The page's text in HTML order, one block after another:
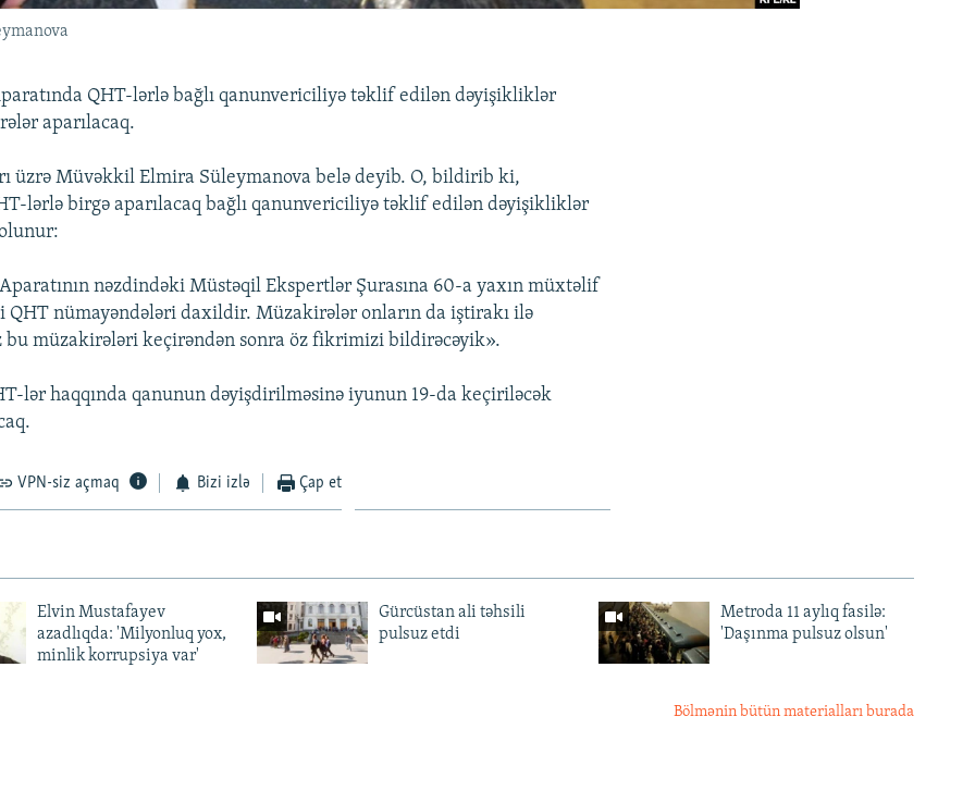
QHT-lərlə bağlı qanunvericiliyə təklif edilən dəyişikliklər
aparılacaq.
üzrə Müvəkkil Elmira Süleymanova belə deyib. O, bildirib ki,
lərlə birgə aparılacaq bağlı qanunvericiliyə təklif edilən dəyişikliklər
nəzdindəki Müstəqil Ekspertlər Şurasına 60-a yaxın müxtəlif
QHT nümayəndələri daxildir. Müzakirələr onların da iştirakı ilə
bu müzakirələri keçirəndən sonra öz fikrimizi bildirəcəyik».
lər haqqında qanunun dəyişdirilməsinə iyunun 19-da keçiriləcək
VPN-siz açmaq Bizi izlə Çap et
Elvin Mustafayev
azadlıqda: 'Milyonluq yox,
minlik korrupsiya var'
Gürcüstan ali təhsili
pulsuz etdi
Metroda 11 aylıq fasilə:
'Daşınma pulsuz olsun'
Bölmənin bütün materialları burada